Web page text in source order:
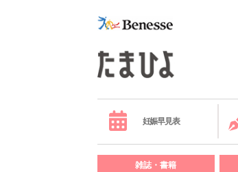
妊娠早見表
雑誌・書籍